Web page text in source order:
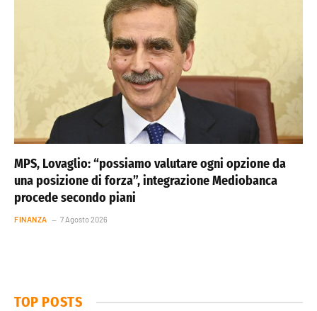
MPS, Lovaglio: “possiamo valutare ogni opzione da
una posizione di forza”, integrazione Mediobanca
procede secondo piani
FINANZA 7 Agosto 2026
TOP POSTS